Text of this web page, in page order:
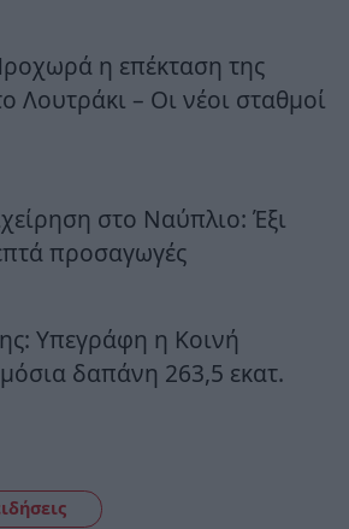
η επέκταση της
Λουτράκι – Οι νέοι σταθμοί
στο Ναύπλιο: Έξι
προσαγωγές
Υπεγράφη η Κοινή
δαπάνη 263,5 εκατ.